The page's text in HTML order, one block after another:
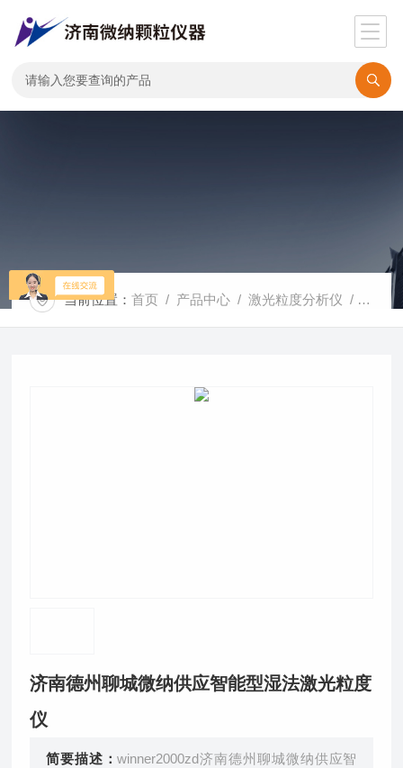
当前位置：首页 / 产品中心 /激光粒度分析仪 / 湿法
济南德州聊城微纳供应智能型湿法激光粒度
仪
简要描述：winner2000zd济南德州聊城微纳供应智